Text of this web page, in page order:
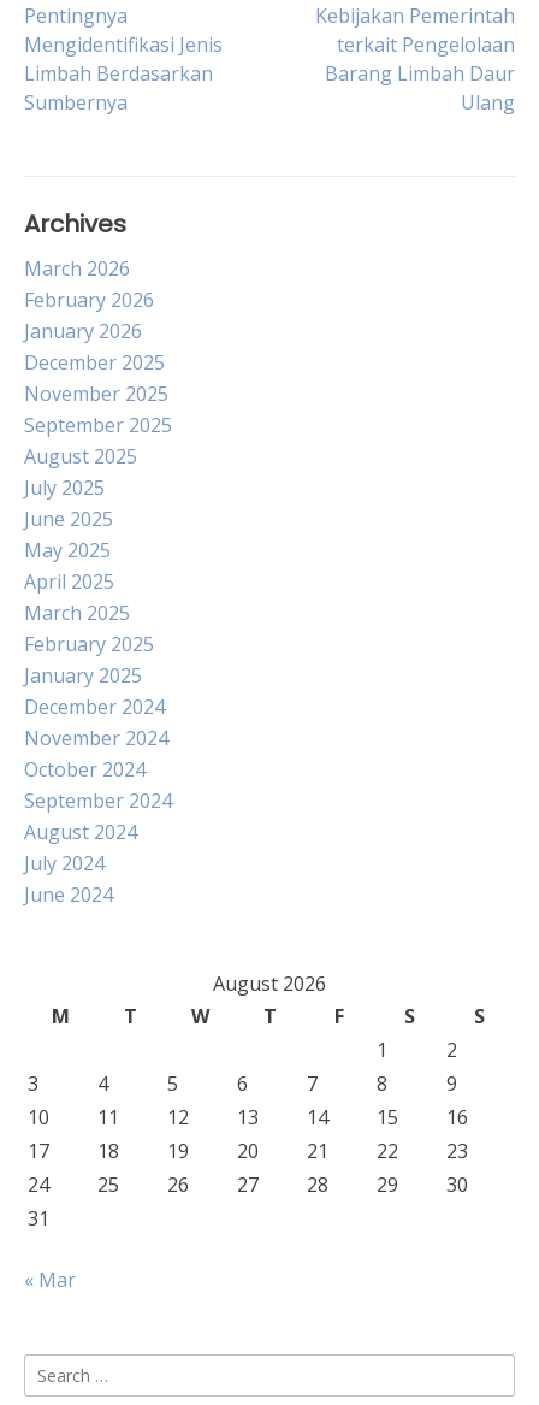
Post
navigation
Pentingnya
Mengidentifikasi Jenis
Limbah Berdasarkan
Sumbernya
Kebijakan Pemerintah
terkait Pengelolaan
Barang Limbah Daur
Ulang
Archives
March 2026
February 2026
January 2026
December 2025
November 2025
September 2025
August 2025
July 2025
June 2025
May 2025
April 2025
March 2025
February 2025
January 2025
December 2024
November 2024
October 2024
September 2024
August 2024
July 2024
June 2024
August 2026
M
T W T F S
S
1
2
3
4 5 6 7 8
9
10
11 12 13 14 15
16
17
18 19 20 21 22
23
24
25 26 27 28 29
30
31
« Mar
Search
for: